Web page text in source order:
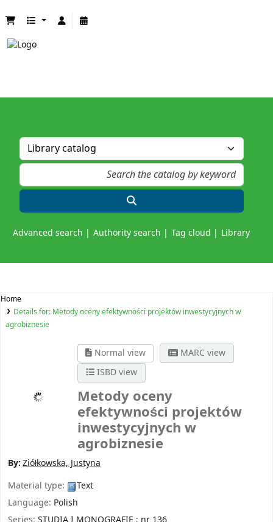
Advanced search Authority search Tag cloud Library
Home
Details for: Metody oceny efektywności projektów inwestycyjnych w
agrobiznesie
Normal view
MARC view
ISBD view
Metody oceny
efektywności projektów
inwestycyjnych w
agrobiznesie
By:Ziółkowska, Justyna
Material type:
Text
Language: Polish